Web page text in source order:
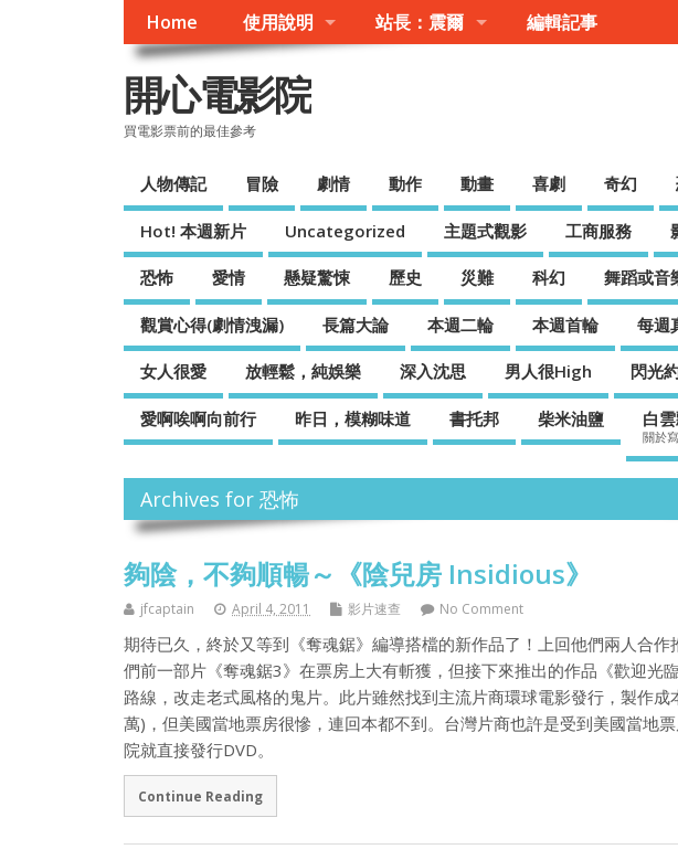
Home 使用說明 站長：震爾 編輯記事
開心電影院
買電影票前的最佳參考
人物傳記 冒險 劇情 動作 動畫 喜劇 奇幻
Hot! 本週新片 Uncategorized 主題式觀影 工商服務
恐怖 愛情 懸疑驚悚 歷史 災難 科幻 舞蹈或音
觀賞心得(劇情洩漏) 長篇大論 本週二輪 本週首輪 每週
女人很愛 放輕鬆，純娛樂 深入沈思 男人很High 閃光
愛啊唉啊向前行 昨日，模糊味道 書托邦 柴米油鹽 白
關於
Archives for 恐怖
夠陰，不夠順暢～《陰兒房 Insidious》
jfcaptain April 4, 2011 影片速查 No Comment
期待已久，終於又等到《奪魂鋸》編導搭檔的新作品了！上回他們兩人合
們前一部片《奪魂鋸3》在票房上大有斬獲，但接下來推出的作品《歡迎光
路線，改走老式風格的鬼片。此片雖然找到主流片商環球電影發行，製作
萬)，但美國當地票房很慘，連回本都不到。台灣片商也許是受到美國當地
院就直接發行DVD。
Continue Reading